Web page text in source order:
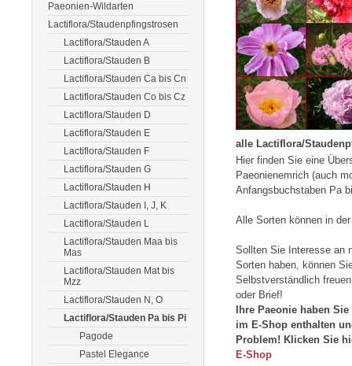
Paeonien-Wildarten
Lactiflora/Staudenpfingstrosen
Lactiflora/Stauden A
Lactiflora/Stauden B
Lactiflora/Stauden Ca bis Cn
Lactiflora/Stauden Co bis Cz
Lactiflora/Stauden D
Lactiflora/Stauden E
Lactiflora/Stauden F
Lactiflora/Stauden G
Lactiflora/Stauden H
Lactiflora/Stauden I, J, K
Lactiflora/Stauden L
Lactiflora/Stauden Maa bis
Mas
Lactiflora/Stauden Mat bis
Mzz
Lactiflora/Stauden N, O
Lactiflora/Stauden Pa bis Pi
Pagode
Pastel Elegance
Picotee
Pink Dogwood
Whisper
Pink
alle Lactiflora/
Hier finden Sie eine
Paeonienemrich (auch
Anfangsbuchstaben Pa
Alle Sorten können in
Sollten Sie Interesse an
Sorten haben, können
Selbstverständlich
oder Brief!
Ihre Paeonie haben
im E-Shop enthalten
Problem! Klicken Sie
E-Shop